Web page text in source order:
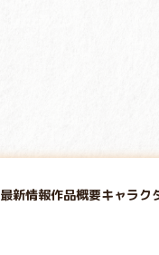
最新情報作品概要キャラク